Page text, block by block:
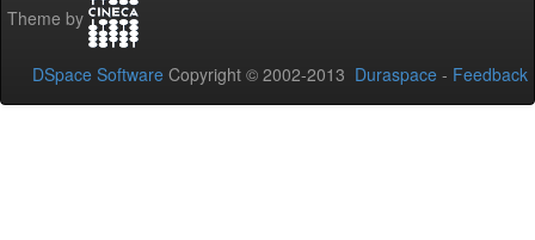
Theme by
DSpace Software Copyright © 2002-2013 Duraspace - Feedback